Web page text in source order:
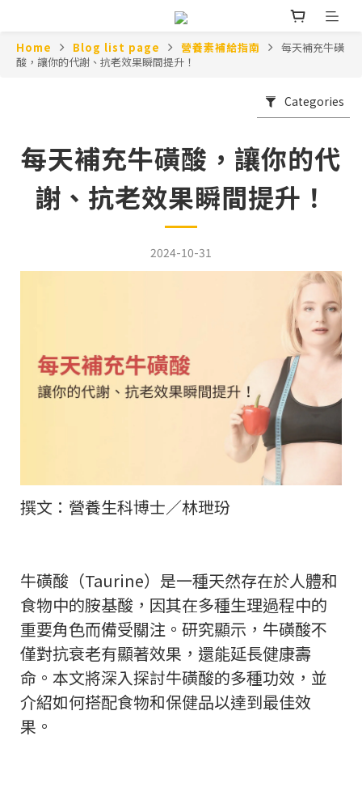
Home Blog list page 營養素補給指南
每天補充牛磺
酸，讓你的代謝、抗老效果瞬間提升！
Categories
每天補充牛磺酸，讓你的代
謝、抗老效果瞬間提升！
2024-10-31
撰文：營養生科博士／林玴玢
牛磺酸（Taurine）是一種天然存在於人體和
食物中的胺基酸，因其在多種生理過程中的
重要角色而備受關注。研究顯示，牛磺酸不
僅對抗衰老有顯著效果，還能延長健康壽
命。本文將深入探討牛磺酸的多種功效，並
介紹如何搭配食物和保健品以達到最佳效
果。